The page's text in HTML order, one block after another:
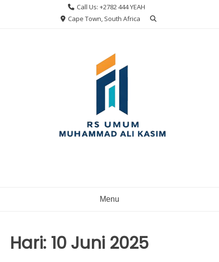
Call Us: +2782 444 YEAH
Cape Town, South Africa
Menu
Hari: 10 Juni 2025